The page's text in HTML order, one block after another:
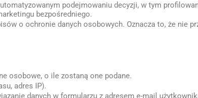
podejmowaniu decyzji, w tym
bezpośredniego.
o ochronie danych osobowych. Oznacza to, że nie
osobowe, o ile zostaną one podane.
adres IP).
danych w formularzu z adresem e-mail